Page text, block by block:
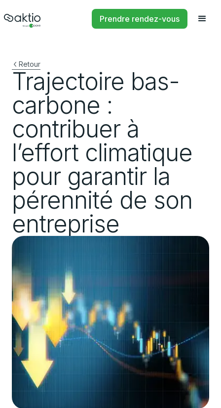
Prendre rendez-vous
Retour
Trajectoire bas-
carbone :
contribuer à
l’effort climatique
pour garantir la
pérennité de son
entreprise